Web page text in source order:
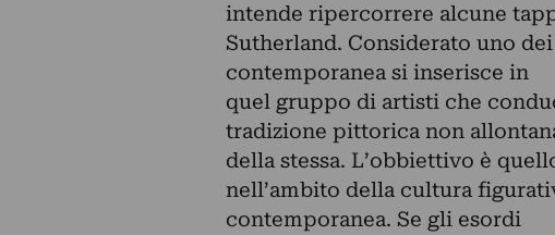
intende ripercorrere alcune
Sutherland. Considerato uno
contemporanea si inserisce in
quel gruppo di artisti che
tradizione pittorica non
della stessa. L’obbiettivo è
nell’ambito della cultura
contemporanea. Se gli esordi